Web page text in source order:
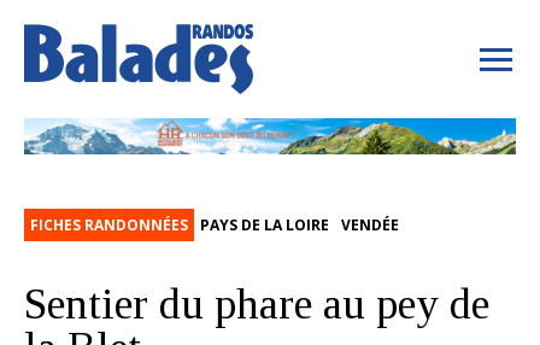
FICHES RANDONNÉES PAYS DE LA LOIRE VENDÉE
Sentier du phare au pey de